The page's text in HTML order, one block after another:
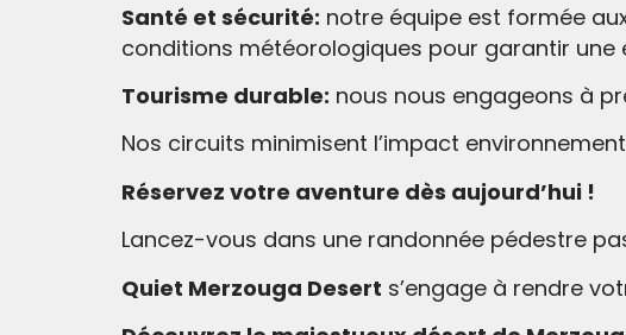
Santé et sécurité: notre équipe est formée
conditions météorologiques pour garantir une
Tourisme durable: nous nous engageons à
Nos circuits minimisent l’impact
Réservez votre aventure dès aujourd’hui !
Lancez-vous dans une randonnée pédestre
Quiet Merzouga Desert s’engage à rendre